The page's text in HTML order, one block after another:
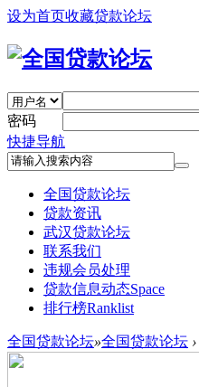
设为首页收藏贷款论坛
密码
快捷导航
全国贷款论坛
贷款资讯
武汉贷款论坛
联系我们
违规会员处理
贷款信息动态Space
排行榜Ranklist
全国贷款论坛»全国贷款论坛 ›